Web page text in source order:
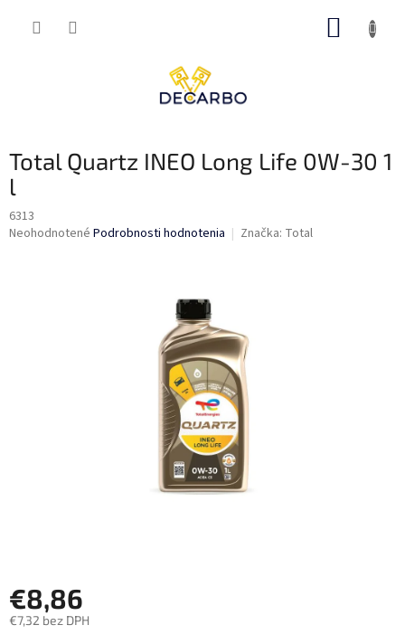
Total Quartz INEO Long Life 0W-30 1
l
6313
Priemerné
Neohodnotené Podrobnosti hodnotenia Značka: Total
€8,86
€7,32 bez DPH